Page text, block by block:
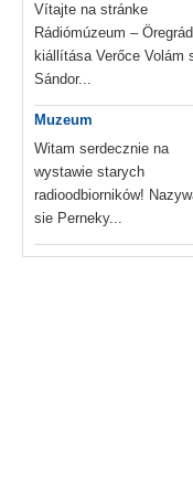
Vítajte na stránke
Rádiómúzeum –
kiállítása Verőce Volám
Sándor...
Muzeum
Witam serdecznie na
wystawie starych
radioodbiorników!
sie Perneky...